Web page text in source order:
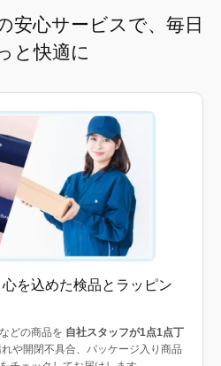
安心サービスで、毎日
と快適に
を込めた検品とラッピン
どの商品を 自社スタッフが1点1点丁
や開閉不具合、パッケージ入り商品